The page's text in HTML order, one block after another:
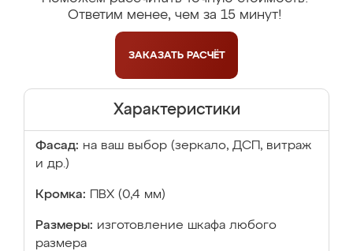
Ответим менее, чем за 15 минут!
ЗАКАЗАТЬ РАСЧЁТ
Характеристики
Фасад: на ваш выбор (зеркало, ДСП, витраж
и др.)
Кромка: ПВХ (0,4 мм)
Размеры: изготовление шкафа любого
размера